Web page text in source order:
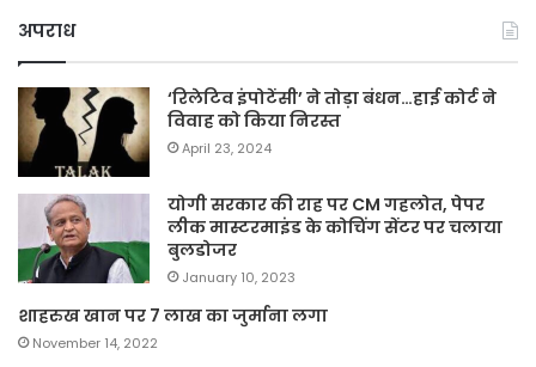
अपराध
‘रिलेटिव इंपोटेंसी’ ने तोड़ा बंधन…हाई कोर्ट ने
विवाह को किया निरस्त
April 23, 2024
योगी सरकार की राह पर CM गहलोत, पेपर
लीक मास्टरमाइंड के कोचिंग सेंटर पर चलाया
बुलडोजर
January 10, 2023
शाहरुख खान पर 7 लाख का जुर्माना लगा
November 14, 2022